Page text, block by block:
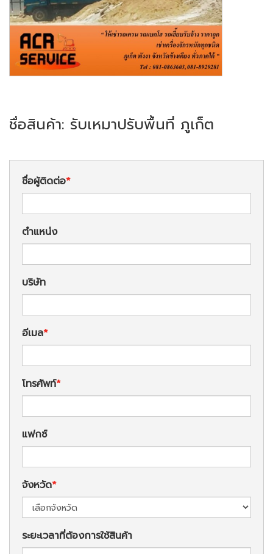
ชื่อสินค้า: รับเหมาปรับพื้นที่ ภูเก็ต
ชื่อผู้ติดต่อ
ตำแหน่ง
บริษัท
อีเมล
โทรศัพท์
แฟกซ์
จังหวัด
ระยะเวลาที่ต้องการใช้สินค้า